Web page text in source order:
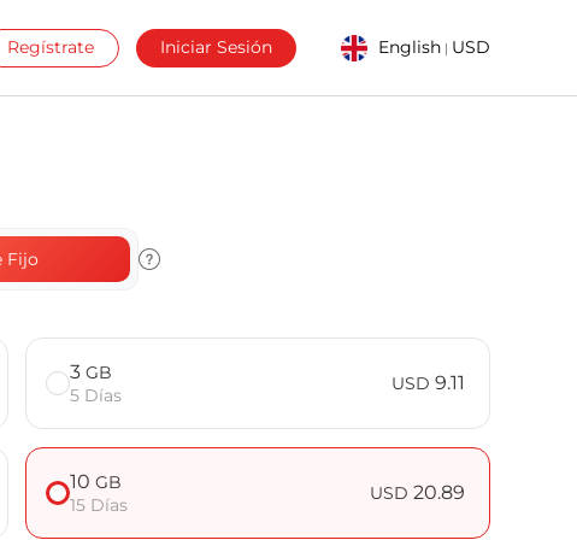
Regístrate Iniciar Sesión English | USD
Fijo
3 GB
5 Días
USD 9.11
10 GB
15 Días
USD 20.89